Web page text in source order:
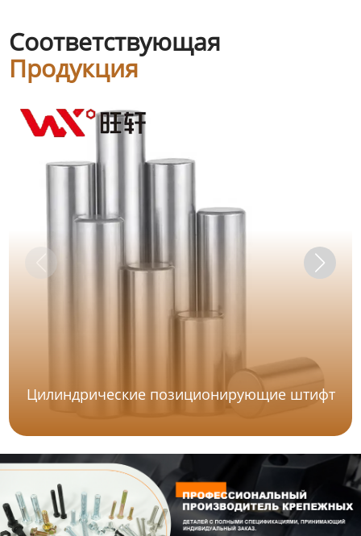
Соответствующая
Продукция
Цилиндрические позиционирующие штифт